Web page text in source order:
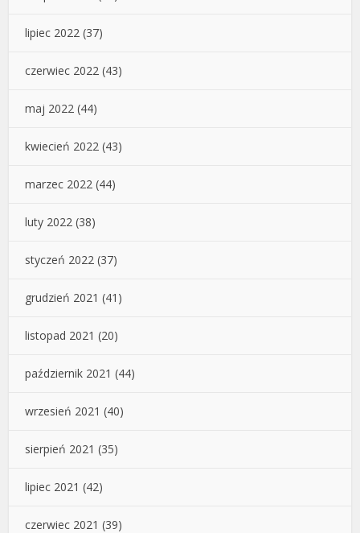
lipiec 2022 (37)
czerwiec 2022 (43)
maj 2022 (44)
kwiecień 2022 (43)
marzec 2022 (44)
luty 2022 (38)
styczeń 2022 (37)
grudzień 2021 (41)
listopad 2021 (20)
październik 2021 (44)
wrzesień 2021 (40)
sierpień 2021 (35)
lipiec 2021 (42)
czerwiec 2021 (39)